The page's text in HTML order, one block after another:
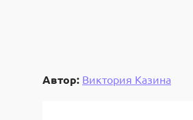
Автор: Виктория Казина